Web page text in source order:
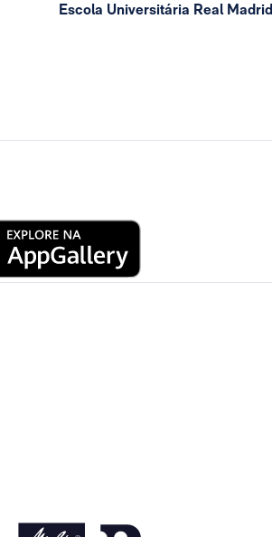
Escola Universitária Real Madrid